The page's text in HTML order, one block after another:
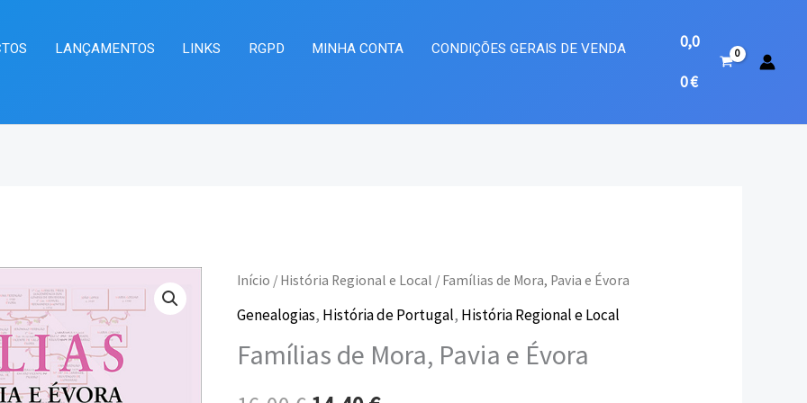
LANÇAMENTOS LINKS RGPD MINHA CONTA
CONDIÇÕES GERAIS DE VENDA
0,0
0€
Início / História Regional e Local / Famílias de Mora, Pavia e Évora
Genealogias, História de Portugal, História Regional e Local
Famílias de Mora, Pavia e Évora
O
preço
original
O
preço
atual
Quantidade
de
de